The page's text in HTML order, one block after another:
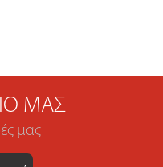
ΜΑΣ
μας